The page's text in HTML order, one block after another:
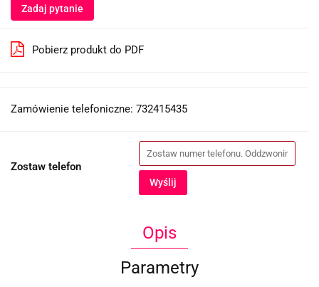
Zadaj pytanie
Pobierz produkt do PDF
Zamówienie telefoniczne: 732415435
Zostaw telefon
Wyślij
Opis
Parametry